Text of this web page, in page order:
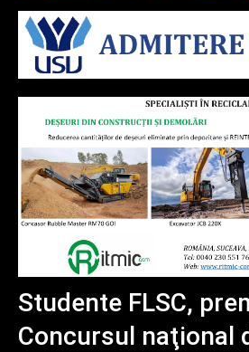
Studente FLSC,
Concursul naţional